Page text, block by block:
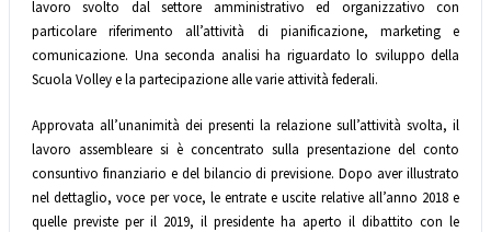
lavoro svolto dal settore amministrativo ed organizzativo con
particolare riferimento all’attività di pianificazione, marketing e
comunicazione. Una seconda analisi ha riguardato lo sviluppo della
Scuola Volley e la partecipazione alle varie attività federali.
Approvata all’unanimità dei presenti la relazione sull’attività svolta, il
lavoro assembleare si è concentrato sulla presentazione del conto
consuntivo finanziario e del bilancio di previsione. Dopo aver illustrato
nel dettaglio, voce per voce, le entrate e uscite relative all’anno 2018 e
quelle previste per il 2019, il presidente ha aperto il dibattito con le